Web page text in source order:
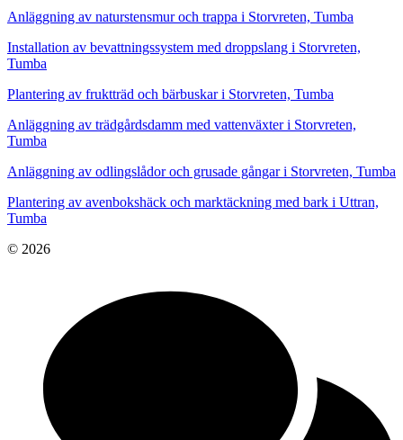
Anläggning av naturstensmur och trappa i Storvreten, Tumba
Installation av bevattningssystem med droppslang i Storvreten,
Tumba
Plantering av fruktträd och bärbuskar i Storvreten, Tumba
Anläggning av trädgårdsdamm med vattenväxter i Storvreten,
Tumba
Anläggning av odlingslådor och grusade gångar i Storvreten, Tumba
Plantering av avenbokshäck och marktäckning med bark i Uttran,
Tumba
© 2026